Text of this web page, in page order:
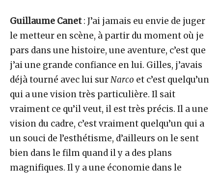
Guillaume Canet: J’ai jamais eu envie de juger
le metteur en scène, à partir du moment où je
pars dans une histoire, une aventure, c’est que
j’ai une grande confiance en lui. Gilles, j’avais
déjà tourné avec lui surNarco et c’est quelqu’un
qui a une vision très particulière. Il sait
vraiment ce qu’il veut, il est très précis. Il a une
vision du cadre, c’est vraiment quelqu’un qui a
un souci de l’esthétisme, d’ailleurs on le sent
bien dans le film quand il y a des plans
magnifiques. Il y a une économie dans le